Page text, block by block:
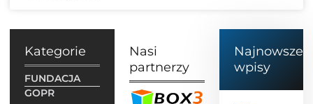
Kategorie
FUNDACJA
GOPR
Nasi
partnerzy
Najnowsze
wpisy